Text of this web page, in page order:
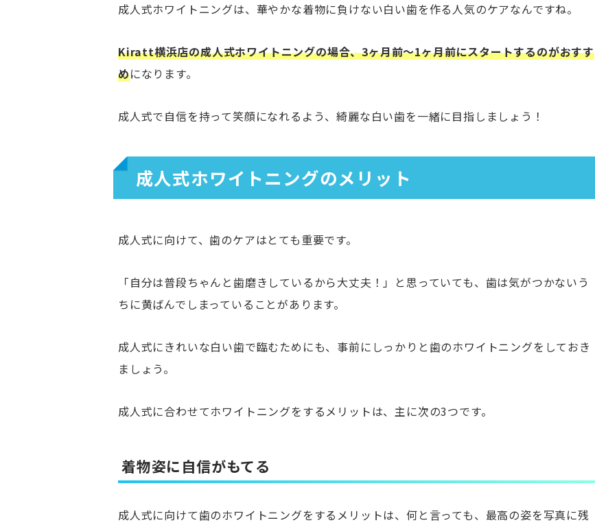
成人式ホワイトニングは、華やかな着物に負けない白い歯を作る人気のケアなんですね。
Kiratt横浜店の成人式ホワイトニングの場合、3ヶ月前〜1ヶ月前にスタートするのがおすす
めになります。
成人式で自信を持って笑顔になれるよう、綺麗な白い歯を一緒に目指しましょう！
成人式ホワイトニングのメリット
成人式に向けて、歯のケアはとても重要です。
「自分は普段ちゃんと歯磨きしているから大丈夫！」と思っていても、歯は気がつかないう
ちに黄ばんでしまっていることがあります。
成人式にきれいな白い歯で臨むためにも、事前にしっかりと歯のホワイトニングをしておき
ましょう。
成人式に合わせてホワイトニングをするメリットは、主に次の3つです。
着物姿に自信がもてる
成人式に向けて歯のホワイトニングをするメリットは、何と言っても、最高の姿を写真に残